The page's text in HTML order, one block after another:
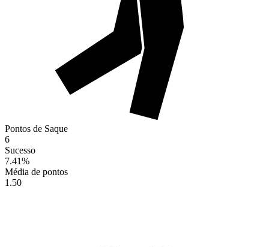
Pontos de Saque
6
Sucesso
7.41%
Média de pontos
1.50